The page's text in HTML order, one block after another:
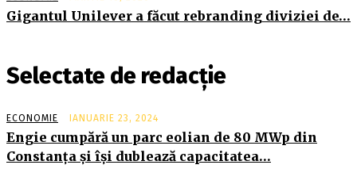
Gigantul Unilever a făcut rebranding diviziei de…
Selectate de redacție
ECONOMIE IANUARIE 23, 2024
Engie cumpără un parc eolian de 80 MWp din
Constanţa şi îşi dublează capacitatea…